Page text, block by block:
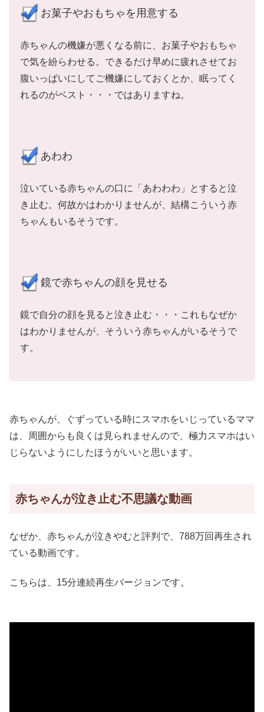
お菓子やおもちゃを用意する
赤ちゃんの機嫌が悪くなる前に、お菓子やおもちゃ
で気を紛らわせる。できるだけ早めに疲れさせてお
腹いっぱいにしてご機嫌にしておくとか、眠ってく
れるのがベスト・・・ではありますね。
あわわ
泣いている赤ちゃんの口に「あわわわ」とすると泣
き止む。何故かはわかりませんが、結構こういう赤
ちゃんもいるそうです。
鏡で赤ちゃんの顔を見せる
鏡で自分の顔を見ると泣き止む・・・これもなぜか
はわかりませんが、そういう赤ちゃんがいるそうで
す。
赤ちゃんが、ぐずっている時にスマホをいじっているママ
は、周囲からも良くは見られませんので、極力スマホはい
じらないようにしたほうがいいと思います。
赤ちゃんが泣き止む不思議な動画
なぜか、赤ちゃんが泣きやむと評判で、788万回再生され
ている動画です。
こちらは、15分連続再生バージョンです。